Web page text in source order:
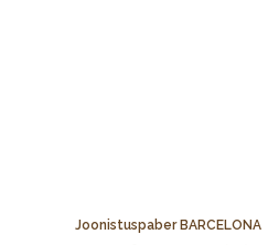
Joonistuspaber BARCELONA